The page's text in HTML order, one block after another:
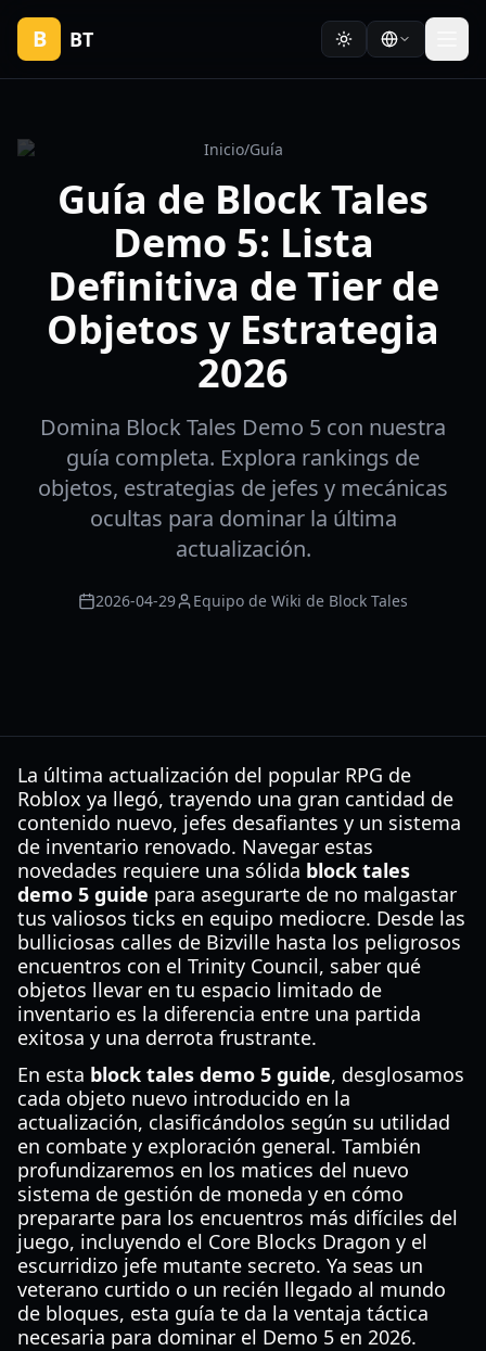
B BT
Inicio/Guía
Guía de Block Tales
Demo 5: Lista
Definitiva de Tier de
Objetos y Estrategia
2026
Domina Block Tales Demo 5 con nuestra
guía completa. Explora rankings de
objetos, estrategias de jefes y mecánicas
ocultas para dominar la última
actualización.
2026-04-29 Equipo de Wiki de Block Tales
La última actualización del popular RPG de
Roblox ya llegó, trayendo una gran cantidad de
contenido nuevo, jefes desafiantes y un sistema
de inventario renovado. Navegar estas
novedades requiere una sólida block tales
demo 5 guide para asegurarte de no malgastar
tus valiosos ticks en equipo mediocre. Desde las
bulliciosas calles de Bizville hasta los peligrosos
encuentros con el Trinity Council, saber qué
objetos llevar en tu espacio limitado de
inventario es la diferencia entre una partida
exitosa y una derrota frustrante.
En esta block tales demo 5 guide, desglosamos
cada objeto nuevo introducido en la
actualización, clasificándolos según su utilidad
en combate y exploración general. También
profundizaremos en los matices del nuevo
sistema de gestión de moneda y en cómo
prepararte para los encuentros más difíciles del
juego, incluyendo el Core Blocks Dragon y el
escurridizo jefe mutante secreto. Ya seas un
veterano curtido o un recién llegado al mundo
de bloques, esta guía te da la ventaja táctica
necesaria para dominar el Demo 5 en 2026.